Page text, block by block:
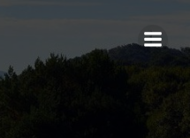
contenu